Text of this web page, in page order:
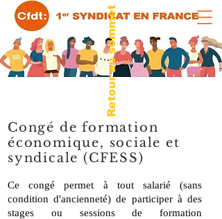
Retour au sommet
Congé de formation
économique, sociale et
syndicale (CFESS)
Ce congé permet à tout salarié (sans
condition d'ancienneté) de participer à des
stages ou sessions de formation